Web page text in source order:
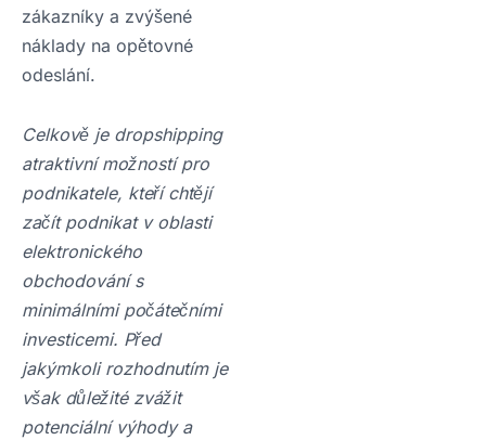
zákazníky a zvýšené
náklady na opětovné
odeslání.
Celkově je dropshipping
atraktivní možností pro
podnikatele, kteří chtějí
začít podnikat v oblasti
elektronického
obchodování s
minimálními počátečními
investicemi. Před
jakýmkoli rozhodnutím je
však důležité zvážit
potenciální výhody a